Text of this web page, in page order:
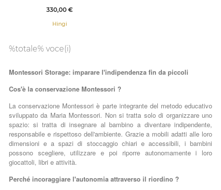
Prezzo
330,00 €
Hingi
%totale% voce(i)
Montessori Storage: imparare l'indipendenza fin da piccoli
Cos'è la conservazione Montessori ?
La conservazione Montessori è parte integrante del metodo educativo
sviluppato da Maria Montessori. Non si tratta solo di organizzare uno
spazio: si tratta di insegnare al bambino a diventare indipendente,
responsabile e rispettoso dell'ambiente. Grazie a mobili adatti alle loro
dimensioni e a spazi di stoccaggio chiari e accessibili, i bambini
possono scegliere, utilizzare e poi riporre autonomamente i loro
giocattoli, libri e attività.
Perché incoraggiare l'autonomia attraverso il riordino ?